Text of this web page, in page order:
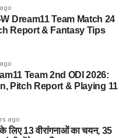
Dream11 Team Match 24
Report & Fantasy Tips
Team 2nd ODI 2026:
Pitch Report & Playing 11
ago
लिए 13 वीरांगनाओं का चयन, 35